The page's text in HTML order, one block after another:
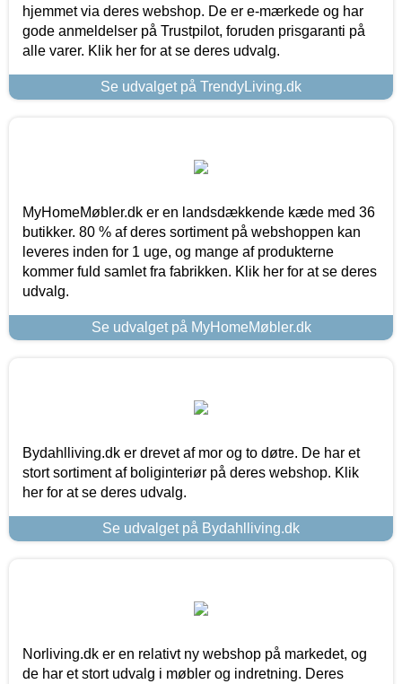
hjemmet via deres webshop. De er e-mærkede og har
gode anmeldelser på Trustpilot, foruden prisgaranti på
alle varer. Klik her for at se deres udvalg.
Se udvalget på TrendyLiving.dk
MyHomeMøbler.dk er en landsdækkende kæde med 36
butikker. 80 % af deres sortiment på webshoppen kan
leveres inden for 1 uge, og mange af produkterne
kommer fuld samlet fra fabrikken. Klik her for at se deres
udvalg.
Se udvalget på MyHomeMøbler.dk
Bydahlliving.dk er drevet af mor og to døtre. De har et
stort sortiment af boliginteriør på deres webshop. Klik
her for at se deres udvalg.
Se udvalget på Bydahlliving.dk
Norliving.dk er en relativt ny webshop på markedet, og
de har et stort udvalg i møbler og indretning. Deres